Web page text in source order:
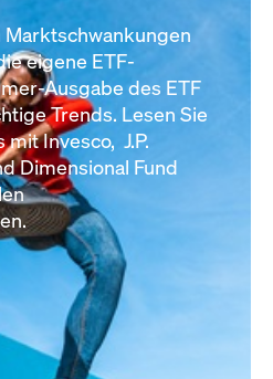
eigene ETF-
Ausgabe des ETF
Trends. Lesen Sie
Invesco, J.P.
Dimensional Fund